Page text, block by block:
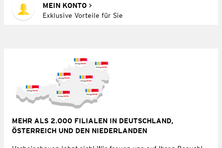
MEIN KONTO
Exklusive Vorteile für Sie
MEHR ALS 2.000 FILIALEN IN DEUTSCHLAND,
ÖSTERREICH UND DEN NIEDERLANDEN